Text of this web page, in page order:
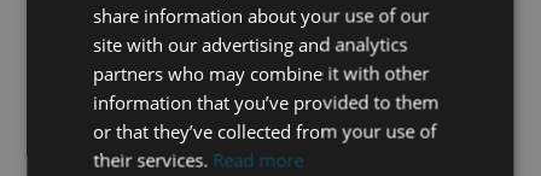
687-00293P| LA QUINTA – BENAHAVIS
VILLA TE KOOP IN LA QUINTA,
BENAHAVIS
5 BEDDEN5 BADEN1.160 M² PLOT
share information about your use of our
site with our advertising and analytics
partners who may combine it with other
information that you’ve provided to them
or that they’ve collected from your use of
their services. Read more